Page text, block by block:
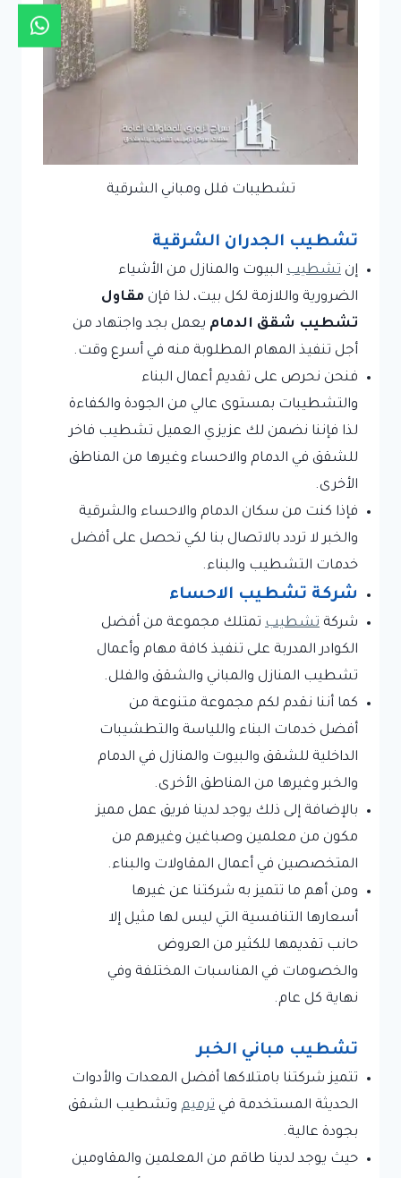
تشطيبات فلل ومباني الشرقية
تشطيب الجدران الشرقية
إن تشطيب البيوت والمنازل من الأشياء
الضرورية واللازمة لكل بيت، لذا فإن مقاول
تشطيب شقق الدمام يعمل بجد واجتهاد من
أجل تنفيذ المهام المطلوبة منه في أسرع وقت.
فنحن نحرص على تقديم أعمال البناء
والتشطيبات بمستوى عالي من الجودة والكفاءة
لذا فإننا نضمن لك عزيزي العميل تشطيب فاخر
للشقق في الدمام والاحساء وغيرها من المناطق
الأخرى.
فإذا كنت من سكان الدمام والاحساء والشرقية
والخبر لا تردد بالاتصال بنا لكي تحصل على أفضل
خدمات التشطيب والبناء.
شركة تشطيب الاحساء
شركة تشطيب تمتلك مجموعة من أفضل
الكوادر المدربة على تنفيذ كافة مهام وأعمال
تشطيب المنازل والمباني والشقق والفلل.
كما أننا نقدم لكم مجموعة متنوعة من
أفضل خدمات البناء واللياسة والتطشيبات
الداخلية للشقق والبيوت والمنازل في الدمام
والخبر وغيرها من المناطق الأخرى.
بالإضافة إلى ذلك يوجد لدينا فريق عمل مميز
مكون من معلمين وصباغين وغيرهم من
المتخصصين في أعمال المقاولات والبناء.
ومن أهم ما تتميز به شركتنا عن غيرها
أسعارها التنافسية التي ليس لها مثيل إلا
حانب تقديمها للكثير من العروض
والخصومات في المناسبات المختلفة وفي
نهاية كل عام.
تشطيب مباني الخبر
تتميز شركتنا بامتلاكها أفضل المعدات والأدوات
الحديثة المستخدمة في ترميم وتشطيب الشقق
بجودة عالية.
حيث يوجد لدينا طاقم من المعلمين والمقاومين